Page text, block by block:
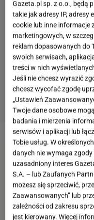
2 z 15
Gazeta.pl sp. z o.o., będą
takie jak adresy IP, adresy
cookie lub inne informacje
marketingowych, w
reklam dopasowanych do
swoich serwisach,
treści w nich
Jeśli nie chcesz wyrazić
chcesz wycofać zgodę
„Ustawień
Twoje dane osobowe
badania i mierzenia
serwisów i aplikacji lub
Tobie usług. W
danych nie wymaga
uzasadniony interes
S.A. – lub Zaufanych
możesz się sprzeciwić,
Zaawansowanych” lub
zależności od zakresu
jest kierowany. Więcej